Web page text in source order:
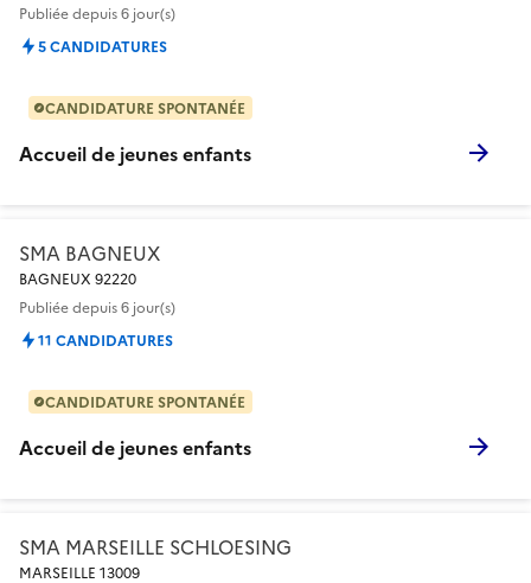
Accueil de jeunes enfants
Publiéedepuis 6 jour(s)
5 CANDIDATURES
CANDIDATURE SPONTANÉE
Accueil de jeunes enfants
SMA BAGNEUX
BAGNEUX 92220
Publiéedepuis 6 jour(s)
11 CANDIDATURES
CANDIDATURE SPONTANÉE
SMA MARSEILLE SCHLOESING
MARSEILLE 13009